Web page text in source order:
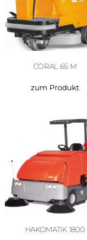
CORAL 65 M
zum Produkt
HAKOMATIK 1800